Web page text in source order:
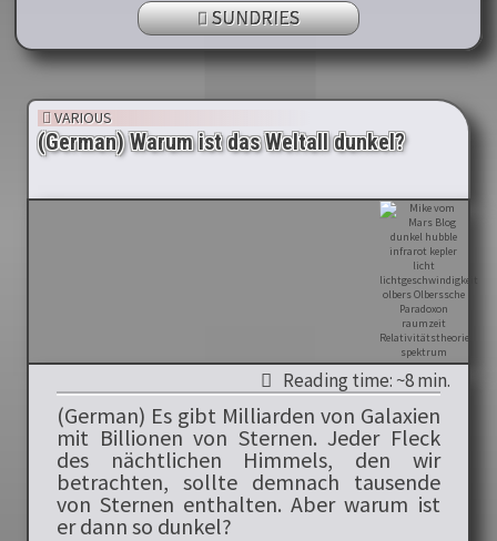
SUNDRIES
VARIOUS
(German) Warum ist das Weltall dunkel?
Reading time: ~8 min.
(German) Es gibt Milliarden von Galaxien
mit Billionen von Sternen. Jeder Fleck
des nächtlichen Himmels, den wir
betrachten, sollte demnach tausende
von Sternen enthalten. Aber warum ist
er dann so dunkel?